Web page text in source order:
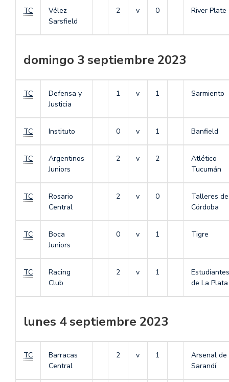
TC
Vélez
Sarsfield
2 v 0 River Plate
domingo 3 septiembre 2023
TC
Defensa y
Justicia
1 v 1 Sarmiento
TC Instituto 0 v 1 Banfield
TC
Argentinos
Juniors
2 v 2
Atlético
Tucumán
TC
Rosario
Central
2 v 0
Talleres de
Córdoba
TC
Boca
Juniors
0 v 1 Tigre
TC
Racing
Club
2 v 1
Estudiantes
de La Plata
lunes 4 septiembre 2023
TC
Barracas
Central
2 v 1
Arsenal de
Sarandí